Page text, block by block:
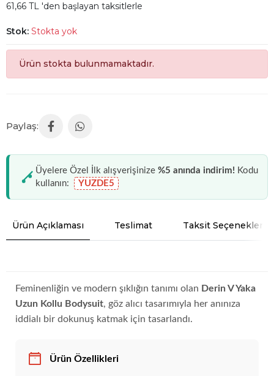
61,66 TL 'den başlayan taksitlerle
Stok: Stokta yok
Ürün stokta bulunmamaktadır.
Üyelere Özel İlk alışverişinize %5 anında indirim! Kodu
kullanın:
YUZDE5
Ürün Açıklaması Teslimat Taksit Seçenekleri
Feminenliğin ve modern şıklığın tanımı olan Derin V Yaka
Uzun Kollu Bodysuit, göz alıcı tasarımıyla her anınıza
iddialı bir dokunuş katmak için tasarlandı.
Ürün Özellikleri